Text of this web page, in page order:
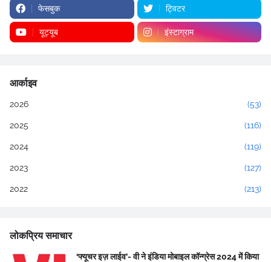
फेसबुक ट्विटर
यूट्यूब इंस्टाग्राम
आर्काइव
2026 (53)
2025 (116)
2024 (119)
2023 (127)
2022 (213)
लोकप्रिय समाचार
‘फ्यूचर इज़ लाईव’- वी ने इंडिया मोबाइल कॉन्ग्रेस 2024 में किया